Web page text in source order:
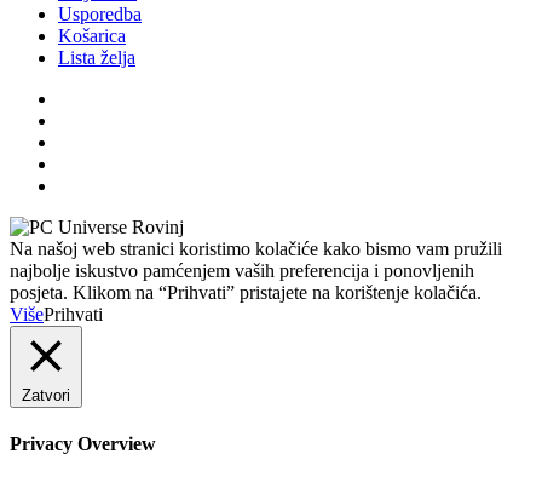
Usporedba
Košarica
Lista želja
Na našoj web stranici koristimo kolačiće kako bismo vam pružili
najbolje iskustvo pamćenjem vaših preferencija i ponovljenih
posjeta. Klikom na “Prihvati” pristajete na korištenje kolačića.
VišePrihvati
Zatvori
Privacy Overview